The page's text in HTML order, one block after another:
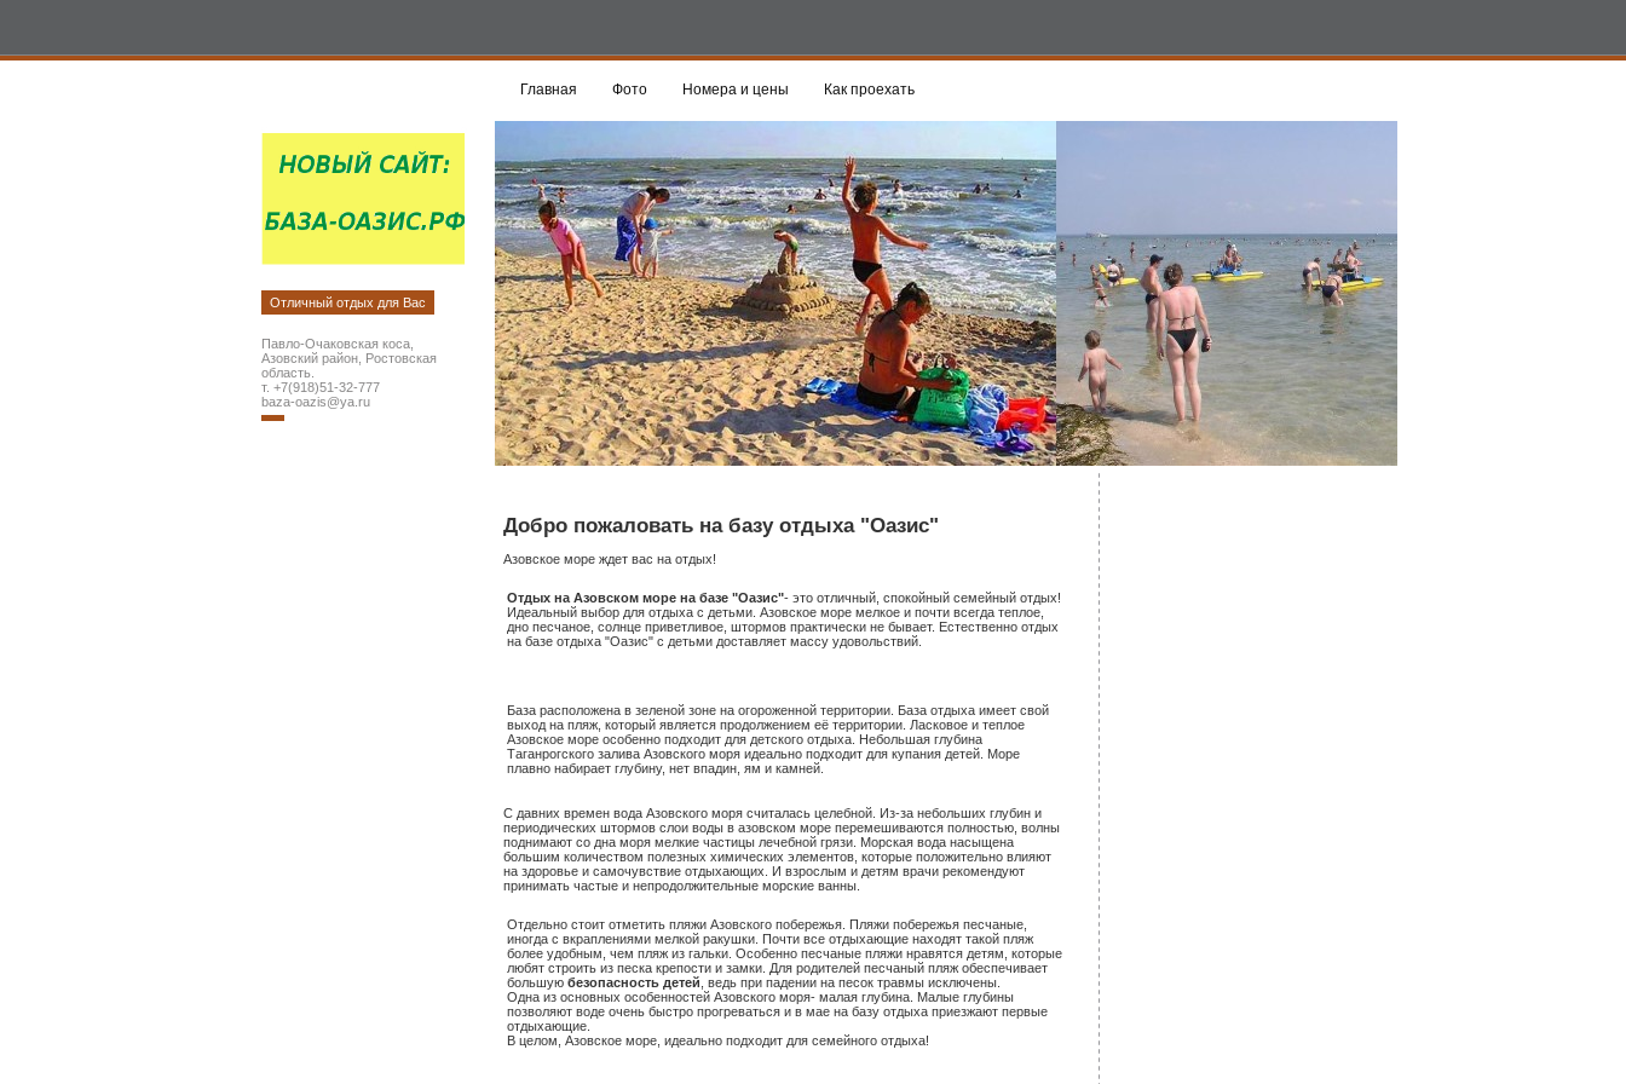
Главная Фото Номера и цены Как проехать
Отличный отдых для Вас
Павло-Очаковская коса,
Азовский район, Ростовская
область.
т. +7(918)51-32-777
baza-oazis@ya.ru
Добро пожаловать на базу отдыха "Оазис"
Азовское море ждет вас на отдых!
Отдых на Азовском море на базе "Оазис"- это отличный, спокойный семейный отдых!
Идеальный выбор для отдыха с детьми. Азовское море мелкое и почти всегда теплое,
дно песчаное, солнце приветливое, штормов практически не бывает. Естественно отдых
на базе отдыха "Оазис" с детьми доставляет массу удовольствий.
База расположена в зеленой зоне на огороженной территории. База отдыха имеет свой
выход на пляж, который является продолжением её территории. Ласковое и теплое
Азовское море особенно подходит для детского отдыха. Небольшая глубина
Таганрогского залива Азовского моря идеально подходит для купания детей. Море
плавно набирает глубину, нет впадин, ям и камней.
С давних времен вода Азовского моря считалась целебной. Из-за небольших глубин и
периодических штормов слои воды в азовском море перемешиваются полностью, волны
поднимают со дна моря мелкие частицы лечебной грязи. Морская вода насыщена
большим количеством полезных химических элементов, которые положительно влияют
на здоровье и самочувствие отдыхающих. И взрослым и детям врачи рекомендуют
принимать частые и непродолжительные морские ванны.
Отдельно стоит отметить пляжи Азовского побережья. Пляжи побережья песчаные,
иногда с вкраплениями мелкой ракушки. Почти все отдыхающие находят такой пляж
более удобным, чем пляж из гальки. Особенно песчаные пляжи нравятся детям, которые
любят строить из песка крепости и замки. Для родителей песчаный пляж обеспечивает
большую безопасность детей , ведь при падении на песок травмы исключены.
Одна из основных особенностей Азовского моря- малая глубина. Малые глубины
позволяют воде очень быстро прогреваться и в мае на базу отдыха приезжают первые
отдыхающие.
В целом, Азовское море, идеально подходит для семейного отдыха!